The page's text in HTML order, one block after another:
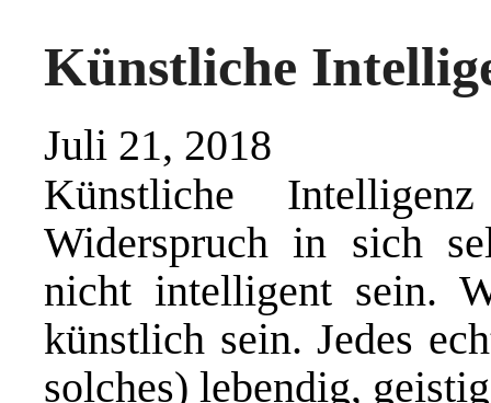
Künstliche
Juli 21, 2018
Künstliche
Widerspruch in sich
nicht intelligent sein.
künstlich sein. Jedes
solches) lebendig,